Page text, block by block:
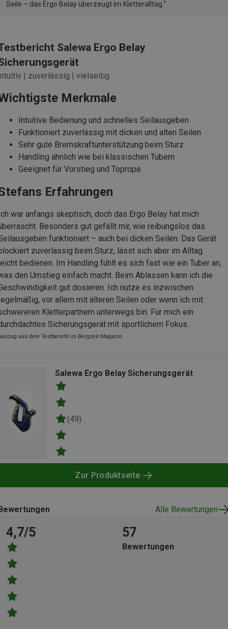
Seile – das Ergo Belay überzeugt im Kletteralltag.“
Salewa Ergo Belay
| zuverlässig | vielseitig
Merkmale
Intuitive Bedienung und schnelles Seilausgeben
Funktioniert zuverlässig mit dicken und alten Seilen
Sehr gute Bremskraftunterstützung beim Sturz
Handling ähnlich wie bei klassischen Tubern
Geeignet für Vorstieg und Toprope
Erfahrungen
war anfangs skeptisch, doch das Ergo Belay hat mich
Besonders gut gefällt mir, wie reibungslos das
funktioniert – auch bei dicken Seilen. Das Gerät
zuverlässig beim Sturz, lässt sich aber im Alltag
bedienen. Im Handling fühlt es sich fast wie ein Tuber an,
den Umstieg einfach macht. Beim Ablassen kann ich die
gut dosieren. Ich nutze es inzwischen
vor allem mit älteren Seilen oder wenn ich mit
Kletterpartnern unterwegs bin. Für mich ein
Sicherungsgerät mit sportlichem Fokus.
aus dem Testbericht im Bergzeit Magazin
Salewa Ergo Belay Sicherungsgerät
(49)
Zur Produktseite
Alle Bewertungen
4,7/5 57
Bewertungen